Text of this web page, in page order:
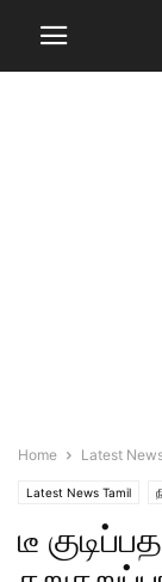
Home Latest
Latest News Tamil
டீ